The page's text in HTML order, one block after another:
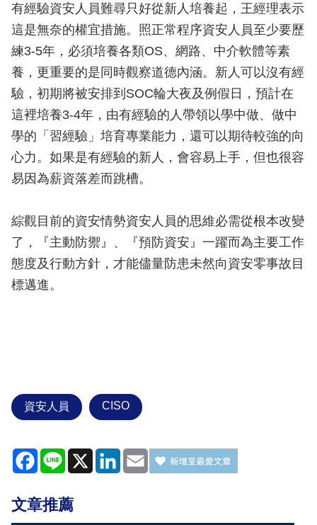
有經驗資安人員難尋只好從新人培養起，王經理表示
這是無奈的權宜措施。照正常程序資安人員至少要歷
練3-5年，必須培養各類OS、網路、中介軟體等素
養，更重要的是同時觀察道德內涵。新人可以沒有經
驗，初期將被安排到SOC輪大夜及例假日，預計在
這裡培養3-4年，由有經驗的人帶領以學中做、做中
學的「習經驗」培育專業能力，還可以期待較強的向
心力。如果是有經驗的新人，會容易上手，但也很容
易因為薪資落差而跳槽。
綜觀目前的資安情勢資安人員的思維必需從根本改變
了，『主動防禦』、『預防資安』一躍而為主要工作
態度及行動方針，才能儘量防患未然向資安零事故目
標邁進。
資安人員 CISO
Facebook
Line X LinkedIn
Email
文章推薦